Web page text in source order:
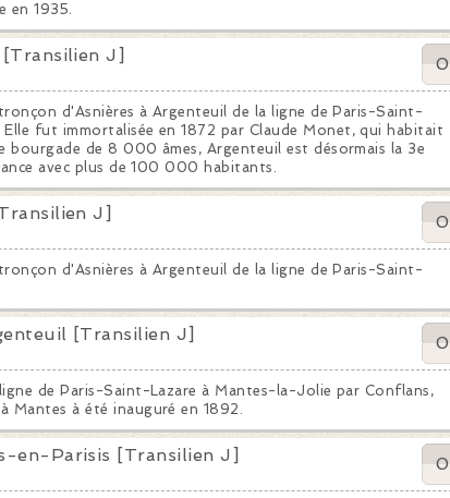
en 1935.
J] 0
d'Asnières à Argenteuil de la ligne de Paris-Saint-
Elle fut immortalisée en 1872 par Claude Monet, qui habitait
bourgade de 8 000 âmes, Argenteuil est désormais la 3e
avec plus de 100 000 habitants.
J] 0
d'Asnières à Argenteuil de la ligne de Paris-Saint-
[Transilien J] 0
de Paris-Saint-Lazare à Mantes-la-Jolie par Conflans,
à été inauguré en 1892.
en-Parisis [Transilien J] 0